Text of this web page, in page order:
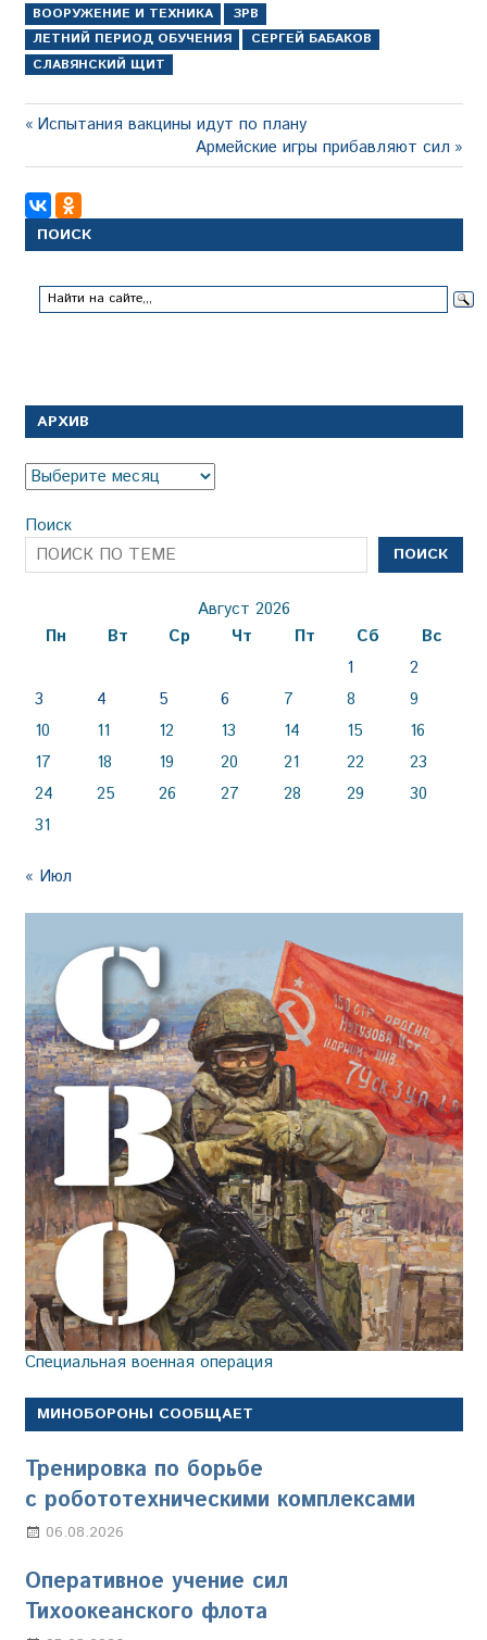
ВООРУЖЕНИЕ И ТЕХНИКА
ЗРВ
ЛЕТНИЙ ПЕРИОД ОБУЧЕНИЯ
СЕРГЕЙ БАБАКОВ
СЛАВЯНСКИЙ ЩИТ
Навигация
по
записям
Предыдущая
Испытания вакцины идут по плану
Следующая
запись:
Армейские игры прибавляют сил
ПОИСК
АРХИВ
Архив
Поиск
ПОИСК
Август 2026
Пн
Вт Ср Чт Пт Сб
Вс
1
2
3
4 5 6 7 8
9
10
11 12 13 14 15
16
17
18 19 20 21 22
23
24
25 26 27 28 29
30
31
« Июл
Специальная военная операция
МИНОБОРОНЫ СООБЩАЕТ
Тренировка по борьбе
с робототехническими комплексами
06.08.2026
Оперативное учение сил
Тихоокеанского флота